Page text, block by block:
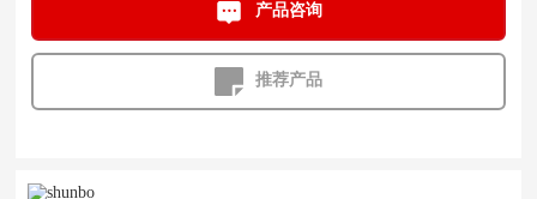
产品咨询
推荐产品